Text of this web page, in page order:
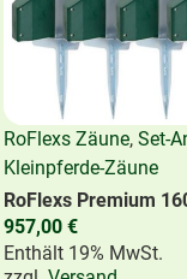
RoFlexs Zäune, Set-
Kleinpferde-Zäune
RoFlexs Premium
957,00 €
Enthält 19% MwSt.